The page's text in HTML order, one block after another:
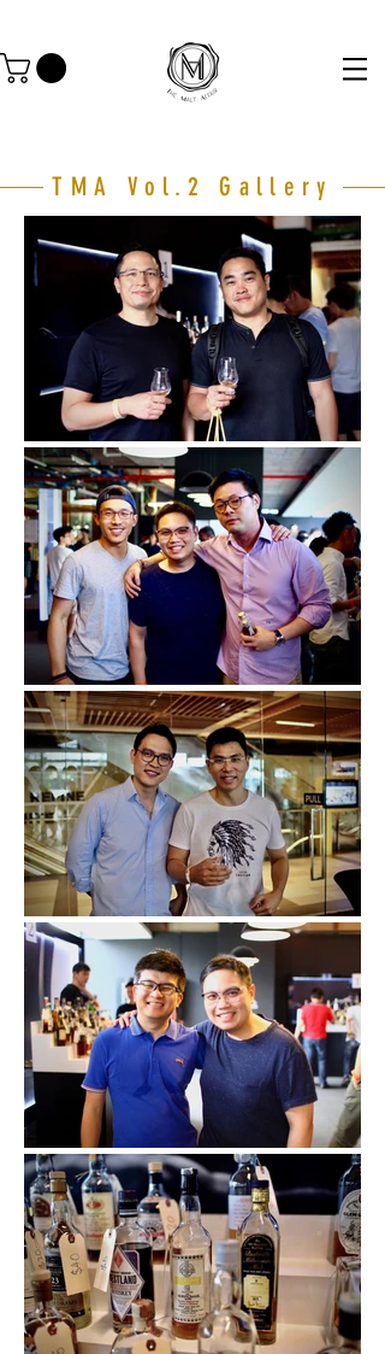
TMA Vol.2 Gallery